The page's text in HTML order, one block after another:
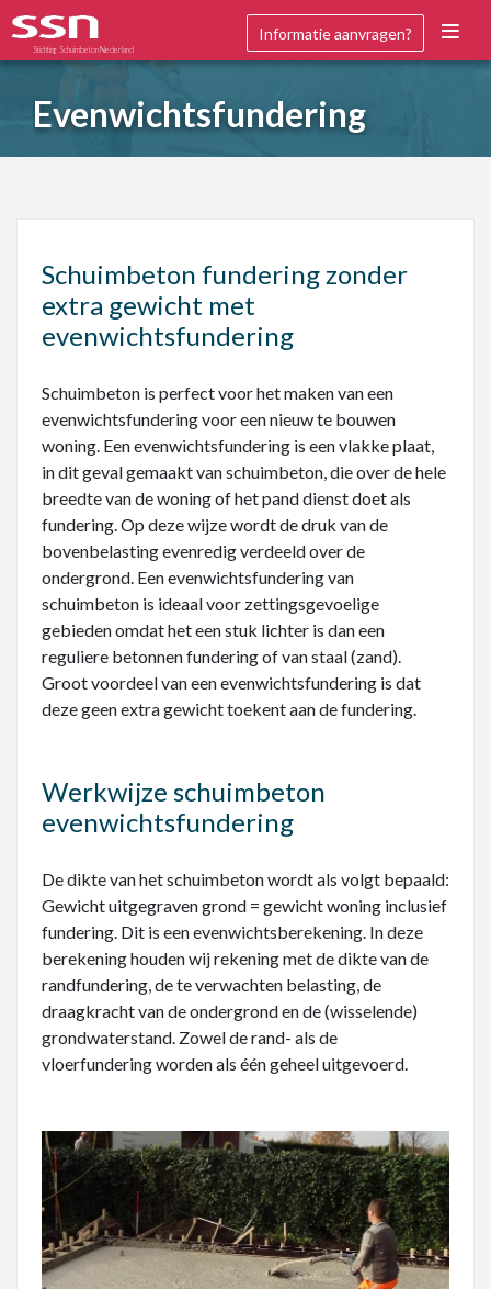
Stichting Schuimbeton Nederland
Informatie aanvragen?
Evenwichtsfundering
Schuimbeton fundering zonder
extra gewicht met
evenwichtsfundering
Schuimbeton is perfect voor het maken van een
evenwichtsfundering voor een nieuw te bouwen
woning. Een evenwichtsfundering is een vlakke plaat,
in dit geval gemaakt van schuimbeton, die over de hele
breedte van de woning of het pand dienst doet als
fundering. Op deze wijze wordt de druk van de
bovenbelasting evenredig verdeeld over de
ondergrond. Een evenwichtsfundering van
schuimbeton is ideaal voor zettingsgevoelige
gebieden omdat het een stuk lichter is dan een
reguliere betonnen fundering of van staal (zand).
Groot voordeel van een evenwichtsfundering is dat
deze geen extra gewicht toekent aan de fundering.
Werkwijze schuimbeton
evenwichtsfundering
De dikte van het schuimbeton wordt als volgt bepaald:
Gewicht uitgegraven grond = gewicht woning inclusief
fundering. Dit is een evenwichtsberekening. In deze
berekening houden wij rekening met de dikte van de
randfundering, de te verwachten belasting, de
draagkracht van de ondergrond en de (wisselende)
grondwaterstand. Zowel de rand- als de
vloerfundering worden als één geheel uitgevoerd.